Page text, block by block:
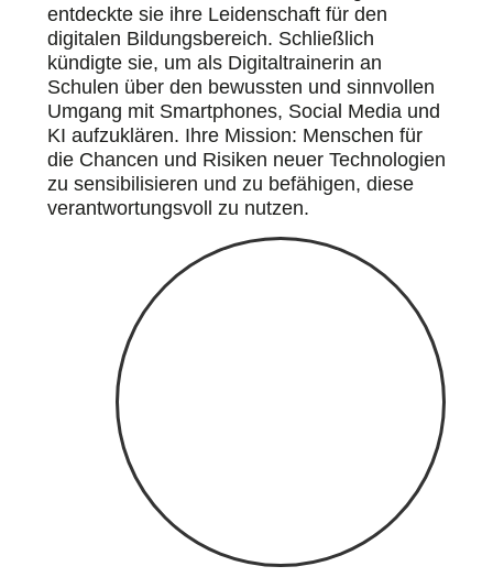
entdeckte sie ihre Leidenschaft für den
digitalen Bildungsbereich. Schließlich
kündigte sie, um als Digitaltrainerin an
Schulen über den bewussten und sinnvollen
Umgang mit Smartphones, Social Media und
KI aufzuklären. Ihre Mission: Menschen für
die Chancen und Risiken neuer Technologien
zu sensibilisieren und zu befähigen, diese
verantwortungsvoll zu nutzen.